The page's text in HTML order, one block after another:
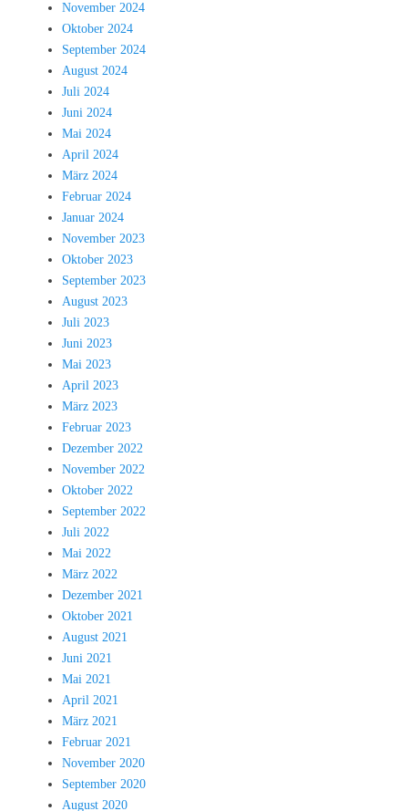
November 2024
Oktober 2024
September 2024
August 2024
Juli 2024
Juni 2024
Mai 2024
April 2024
März 2024
Februar 2024
Januar 2024
November 2023
Oktober 2023
September 2023
August 2023
Juli 2023
Juni 2023
Mai 2023
April 2023
März 2023
Februar 2023
Dezember 2022
November 2022
Oktober 2022
September 2022
Juli 2022
Mai 2022
März 2022
Dezember 2021
Oktober 2021
August 2021
Juni 2021
Mai 2021
April 2021
März 2021
Februar 2021
November 2020
September 2020
August 2020